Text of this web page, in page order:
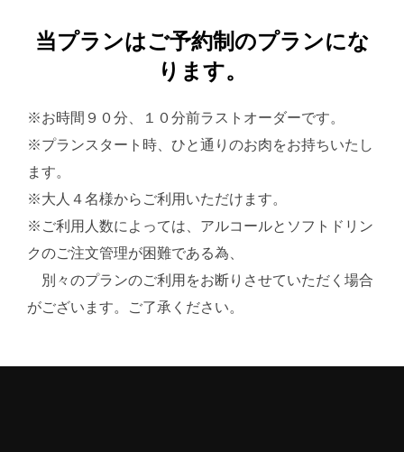
当プランはご予約制のプランにな
ります。
※お時間９０分、１０分前ラストオーダーです。
※プランスタート時、ひと通りのお肉をお持ちいたし
ます。
※大人４名様からご利用いただけます。
※ご利用人数によっては、アルコールとソフトドリン
クのご注文管理が困難である為、
別々のプランのご利用をお断りさせていただく場合
がございます。ご了承ください。